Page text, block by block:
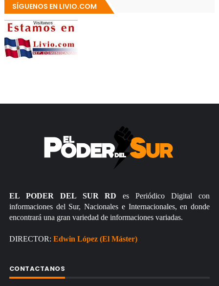
SÍGUENOS EN LIVIO.COM
EL PODER DEL SUR RD es Periódico Digital con
informaciones del Sur, Nacionales e Internacionales, en donde
encontrará una gran variedad de informaciones variadas.
DIRECTOR: Edwin López (El Máster)
CONTACTANOS